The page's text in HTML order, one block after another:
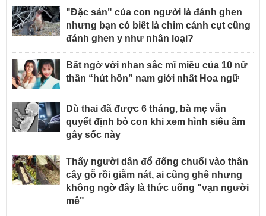
"Đặc sản" của con người là đánh ghen
nhưng bạn có biết là chim cánh cụt cũng
đánh ghen y như nhân loại?
Bất ngờ với nhan sắc mĩ miều của 10 nữ
thần “hút hồn” nam giới nhất Hoa ngữ
Dù thai đã được 6 tháng, bà mẹ vẫn
quyết định bỏ con khi xem hình siêu âm
gây sốc này
Thấy người dân đổ đống chuối vào thân
cây gỗ rồi giẫm nát, ai cũng ghê nhưng
không ngờ đây là thức uống "vạn người
mê"